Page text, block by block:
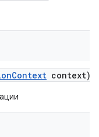
Context context)